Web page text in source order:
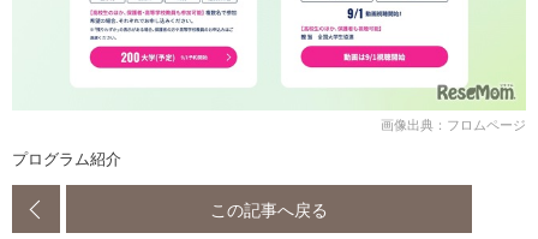
画像出典：フロムページ
プログラム紹介
この記事へ戻る